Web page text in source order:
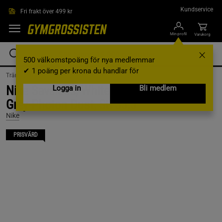
Fri frakt över 499 kr Kundservice
Min profil
500 välkomstpoäng för nya medlemmar
✔ 1 poäng per krona du handlar för
Logga in
Bli medlem
Varukorg
Träningskläder / Träningskläder Herr /Träningsskor
Nike Savaleos, White/Metallic Gold-Wolf
Grey-Photon Dust, Stl 35,5
Nike
PRISVÄRD